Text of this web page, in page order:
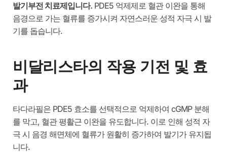
발기부전 치료제입니다. PDE5 억제제로 혈관 이완을 통해
음경으로 가는 혈류를 증가시켜 자연스러운 성적 자극 시 발
기를 돕습니다.
비달리스타의 작용 기전 및 효
과
타다라필은 PDE5 효소를 선택적으로 억제하여 cGMP 분해
를 막고, 혈관 평활근 이완을 유도합니다. 이로 인해 성적 자
극 시 음경 해면체에 혈류가 원활히 증가하여 발기가 유지됩
니다.